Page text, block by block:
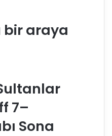
bir araya
7–
Sona